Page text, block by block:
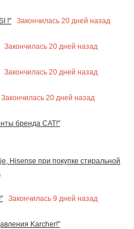
!"
Закончилась 20 дней назад
Закончилась 20 дней назад
Закончилась 20 дней назад
Закончилась 20 дней назад
бренда CAT!"
Hisense при покупке стиральной
Закончилась 9 дней назад
Karcher!"